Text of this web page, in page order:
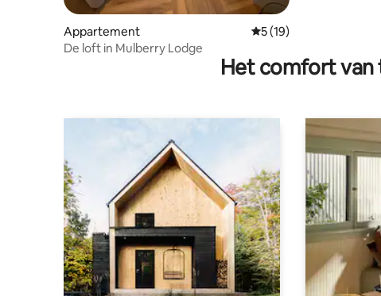
Appartement Gemiddelde
5 (19)
De loft in Mulberry Lodge
Het comfort van